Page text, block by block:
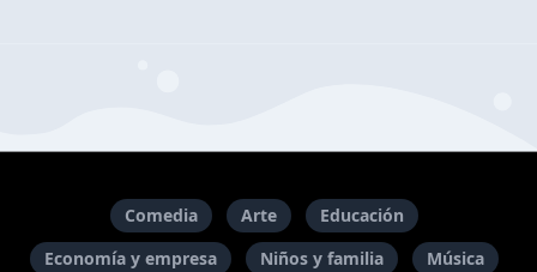
Comedia Arte
Educación
Economía y empresa
Niños y familia
Música